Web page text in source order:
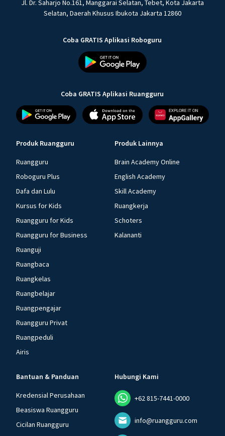
Jl. Dr. Saharjo No.161, Manggarai Selatan, Tebet, Kota Jakarta
Selatan, Daerah Khusus Ibukota Jakarta 12860
Coba GRATIS Aplikasi Roboguru
Coba GRATIS Aplikasi Ruangguru
Produk Ruangguru
Ruangguru
Roboguru Plus
Dafa dan Lulu
Kursus for Kids
Ruangguru for Kids
Ruangguru for Business
Ruanguji
Ruangbaca
Ruangkelas
Ruangbelajar
Ruangpengajar
Ruangguru Privat
Ruangpeduli
Airis
Produk Lainnya
Brain Academy Online
English Academy
Skill Academy
Ruangkerja
Schoters
Kalananti
Bantuan & Panduan
Kredensial Perusahaan
Beasiswa Ruangguru
Cicilan Ruangguru
Hubungi Kami
+62 815-7441-0000
info@ruangguru.com